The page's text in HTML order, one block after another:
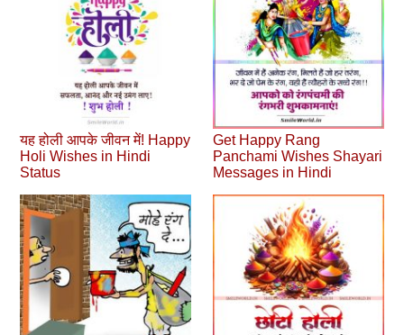
यह होली आपके जीवन में! Happy
Holi Wishes in Hindi
Status
Get Happy Rang
Panchami Wishes Shayari
Messages in Hindi